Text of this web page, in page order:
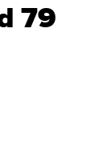
79